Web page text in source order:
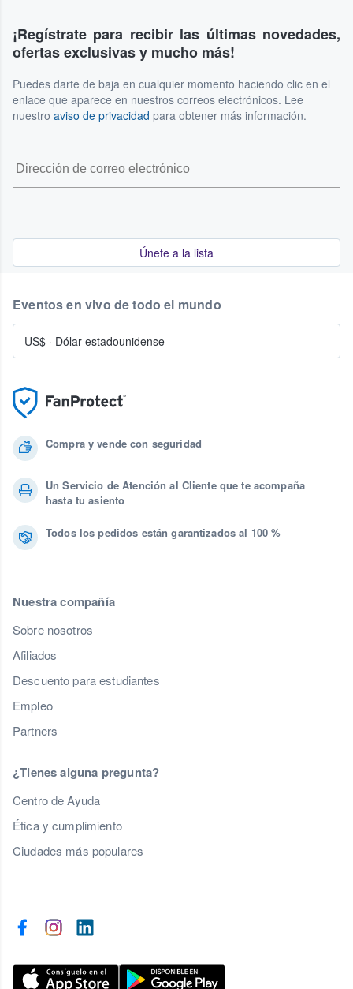
¡Regístrate para recibir las últimas novedades,
ofertas exclusivas y mucho más!
Puedes darte de baja en cualquier momento haciendo clic en el
enlace que aparece en nuestros correos electrónicos. Lee
nuestro aviso de privacidad para obtener más información.
Únete a la lista
Compra y vende con seguridad
Un Servicio de Atención al Cliente que te acompaña
hasta tu asiento
Todos los pedidos están garantizados al 100 %
Nuestra compañía
Sobre nosotros
Afiliados
Descuento para estudiantes
Empleo
Partners
¿Tienes alguna pregunta?
Centro de Ayuda
Ética y cumplimiento
Ciudades más populares
Eventos en vivo de todo el mundo
US$ · Dólar estadounidense